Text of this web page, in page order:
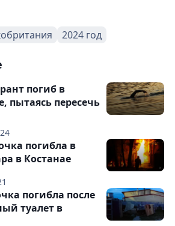
2024 год
погиб в
пытаясь пересечь
погибла в
в Костанае
погибла после
туалет в